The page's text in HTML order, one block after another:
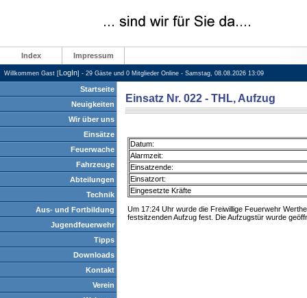
Index Impressum
Willkommen Gast [LogIn] - 29 Gäste und 0 Mitglieder Online - Samstag, 08.08.2026 13:09
Startseite
Neuigkeiten
Wir über uns
Einsätze
Feuerwache
Fahrzeuge
Abteilungen
Technik
Aus- und Fortbildung
Jugendfeuerwehr
Tipps
Downloads
Kontakt
Verein
Einsatz Nr. 022 - THL, Aufzug
Datum:
Alarmzeit:
Einsatzende:
Einsatzort:
Eingesetzte Kräfte
Um 17:24 Uhr wurde die Freiwillige Feuerwehr
festsitzenden Aufzug fest. Die Aufzugstür wurde